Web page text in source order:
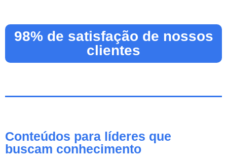
98% de satisfação de nossos
clientes
Conteúdos para líderes que
buscam conhecimento